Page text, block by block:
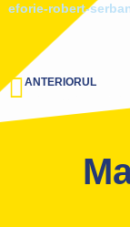
eforie-robert-
ANTERIORUL